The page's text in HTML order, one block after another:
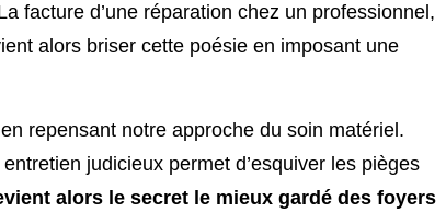
facture d’une réparation chez un professionnel,
alors briser cette poésie en imposant une
repensant notre approche du soin matériel.
judicieux permet d’esquiver les pièges
alors le secret le mieux gardé des foyers